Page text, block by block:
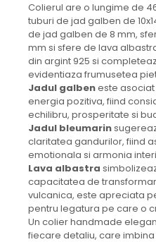
Colierul are o lungime de
tuburi de jad galben de
de jad galben de 8 mm,
mm si sfere de lava
din argint 925 si
evidentiaza frumusetea
Jadul galbeneste
energia pozitiva, fiind
echilibru, prosperitate si
Jadul bleumarin
claritatea gandurilor, fiind
emotionala si armonia
Lava albastra
capacitatea de
vulcanica, este apreciata
pentru legatura pe care o
Un colier handmade
fiecare detaliu, care